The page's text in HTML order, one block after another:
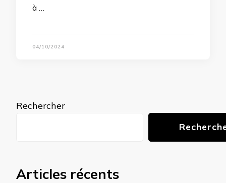
à …
04/10/2024
Rechercher
Articles récents